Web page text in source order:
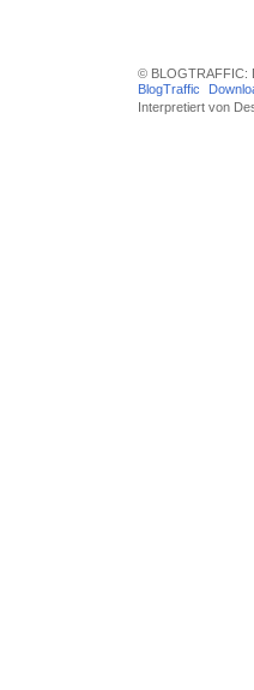
© BLOGTRAFFIC:
BlogTraffic
Interpretiert von